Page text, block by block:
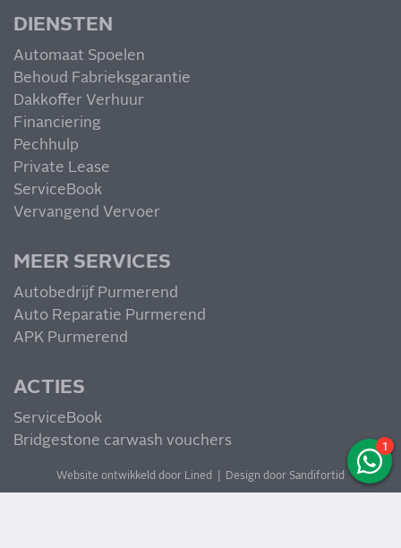
1
DIENSTEN
Automaat Spoelen
Behoud Fabrieksgarantie
Dakkoffer Verhuur
Financiering
Pechhulp
Private Lease
ServiceBook
Vervangend Vervoer
MEER SERVICES
Autobedrijf Purmerend
Auto Reparatie Purmerend
APK Purmerend
ACTIES
ServiceBook
Bridgestone carwash vouchers
Website ontwikkeld door Lined Design door Sandifortid